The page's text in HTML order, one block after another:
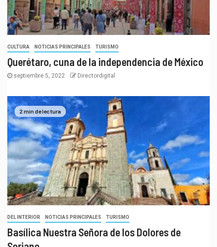
CULTURA NOTICIAS PRINCIPALES TURISMO
Querétaro, cuna de la independencia de México
septiembre 5, 2022 Directordigital
2 min de lectura
DEL INTERIOR NOTICIAS PRINCIPALES TURISMO
Basílica Nuestra Señora de los Dolores de